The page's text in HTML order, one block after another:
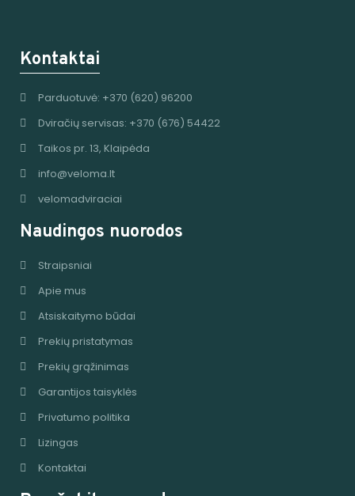
Kontaktai
Parduotuvė: +370 (620) 96200
Dviračių servisas: +370 (676) 54422
Taikos pr. 13, Klaipėda
info@veloma.lt
velomadviraciai
Naudingos nuorodos
Straipsniai
Apie mus
Atsiskaitymo būdai
Prekių pristatymas
Prekių grąžinimas
Garantijos taisyklės
Privatumo politika
Lizingas
Kontaktai